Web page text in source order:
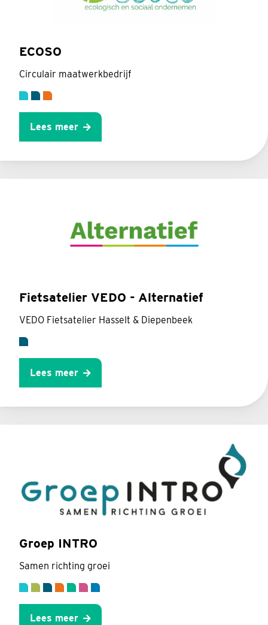
ECOSO
Circulair maatwerkbedrijf
Lees meer
Fietsatelier VEDO - Alternatief
VEDO Fietsatelier Hasselt & Diepenbeek
Lees meer
Groep INTRO
Samen richting groei
Lees meer